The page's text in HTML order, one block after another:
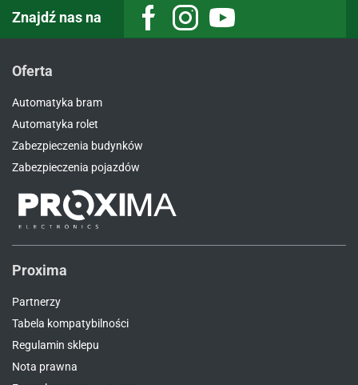
Znajdź nas na
Oferta
Automatyka bram
Automatyka rolet
Zabezpieczenia budynków
Zabezpieczenia pojazdów
Proxima
Partnerzy
Tabela kompatybilności
Regulamin sklepu
Nota prawna